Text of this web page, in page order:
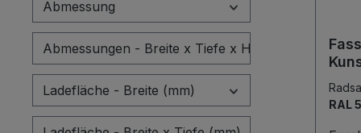
Abmessung
Abmessungen - Breite x Tiefe x Höhe (mm)
Ladefläche - Breite (mm)
RAL